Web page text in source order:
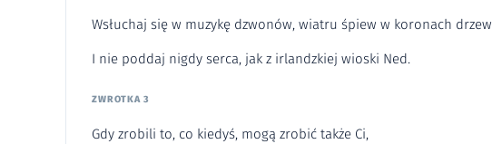
Wsłuchaj się w muzykę dzwonów, wiatru śpiew w koronach drzew
I nie poddaj nigdy serca, jak z irlandzkiej wioski Ned.
ZWROTKA 3
Gdy zrobili to, co kiedyś, mogą zrobić także Ci,